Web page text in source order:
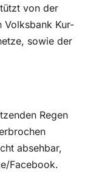
von der
Volksbank Kur-
sowie der
Regen
absehbar,
Facebook.